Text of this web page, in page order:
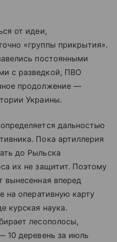
от идеи,
«группы прикрытия».
постоянными
с разведкой, ПВО
продолжение —
Украины.
дальностью
Пока артиллерия
до Рыльска
их не защитит. Поэтому
вынесенная вперед
на оперативную карту
курская наука.
лесополосы,
10 деревень за июль